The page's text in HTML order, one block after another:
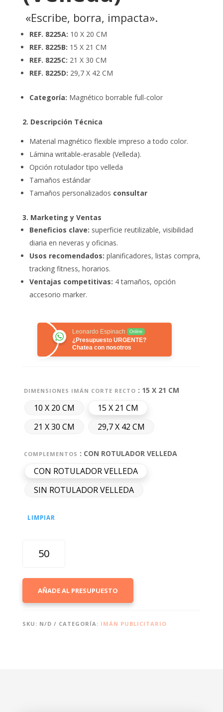
«Escribe, borra, impacta».
REF. 8225A: 10 X 20 CM
REF. 8225B: 15 X 21 CM
REF. 8225C: 21 X 30 CM
REF. 8225D: 29,7 X 42 CM
Categoría: Magnético borrable full-color
2. Descripción Técnica
Material magnético flexible impreso a todo color.
Lámina writable-erasable (Velleda).
Opción rotulador tipo velleda
Tamaños estándar
Tamaños personalizados consultar
3. Marketing y Ventas
Beneficios clave: superficie reutilizable, visibilidad
diaria en neveras y oficinas.
Usos recomendados: planificadores, listas compra,
tracking fitness, horarios.
Ventajas competitivas: 4 tamaños, opción
accesorio marker.
Leonardo Espinach Online
¿Presupuesto URGENTE?
Chatea con nosotros
DIMENSIONES IMÁN CORTE RECTO : 15 X 21 CM
10 X 20 CM
15 X 21 CM
21 X 30 CM
29,7 X 42 CM
COMPLEMENTOS : CON ROTULADOR VELLEDA
CON ROTULADOR VELLEDA
SIN ROTULADOR VELLEDA
LIMPIAR
PIZARRA
BOARD»
(VELLEDA)
CANTIDAD
AÑADE AL PRESUPUESTO
SKU: N/D CATEGORÍA: IMÁN PUBLICITARIO